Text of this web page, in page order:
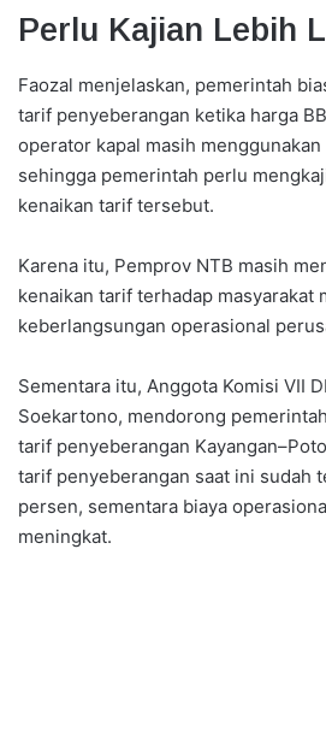
Perlu Kajian Lebih
Faozal menjelaskan, pemerintah
tarif penyeberangan ketika harga
operator kapal masih
sehingga pemerintah perlu
kenaikan tarif tersebut.
Karena itu, Pemprov NTB masih
kenaikan tarif terhadap masyarakat
keberlangsungan operasional
Sementara itu, Anggota Komisi VII
Soekartono, mendorong
tarif penyeberangan
tarif penyeberangan saat ini sudah
persen, sementara biaya
meningkat.